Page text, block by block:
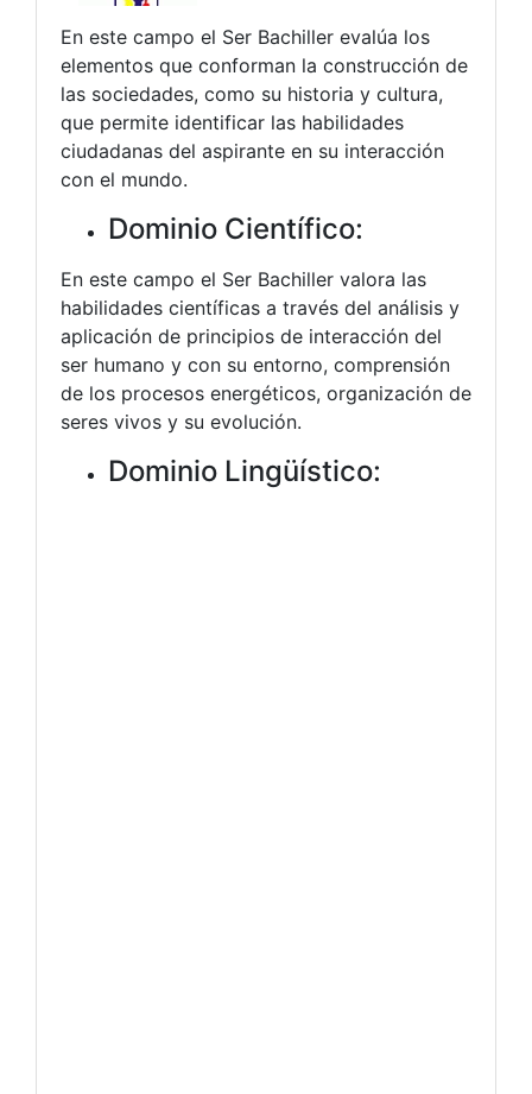
En este campo el Ser Bachiller evalúa los
elementos que conforman la construcción de
las sociedades, como su historia y cultura,
que permite identificar las habilidades
ciudadanas del aspirante en su interacción
con el mundo.
Dominio Científico:
En este campo el Ser Bachiller valora las
habilidades científicas a través del análisis y
aplicación de principios de interacción del
ser humano y con su entorno, comprensión
de los procesos energéticos, organización de
seres vivos y su evolución.
Dominio Lingüístico: